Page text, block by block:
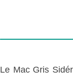
Le Mac Gris